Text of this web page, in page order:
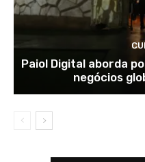
Paiol Digital aborda
negócios